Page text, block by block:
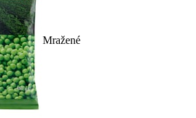
Mražené